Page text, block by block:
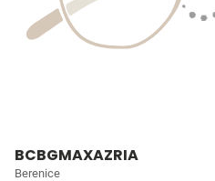
BCBGMAXAZRIA
Berenice